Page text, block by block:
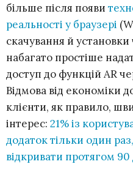
більше після появи
реальності у браузері
скачування й
набагато простіше
доступ до функцій AR
Відмова від економіки
клієнти, як правило,
інтерес: 21% із
додаток тільки один
відкривати протягом 90